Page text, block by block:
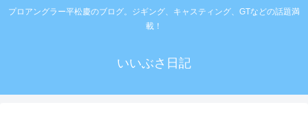
プロアングラー平松慶のブログ。ジギング、キャスティング、GTなどの話題満
載！
いいぶさ日記